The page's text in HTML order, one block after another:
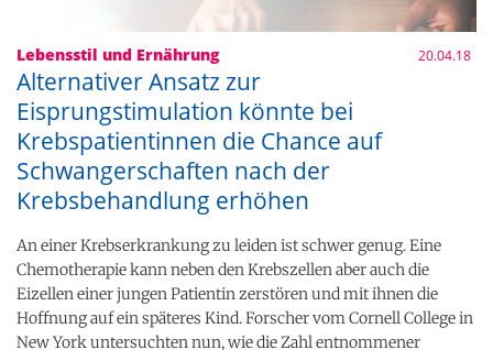
Lebensstil und Ernährung 20.04.18
Alternativer Ansatz zur
Eisprungstimulation könnte bei
Krebspatientinnen die Chance auf
Schwangerschaften nach der
Krebsbehandlung erhöhen
An einer Krebserkrankung zu leiden ist schwer genug. Eine
Chemotherapie kann neben den Krebszellen aber auch die
Eizellen einer jungen Patientin zerstören und mit ihnen die
Hoffnung auf ein späteres Kind. Forscher vom Cornell College in
New York untersuchten nun, wie die Zahl entnommener